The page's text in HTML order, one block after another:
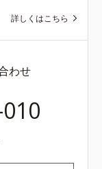
詳しくはこちら
わせ